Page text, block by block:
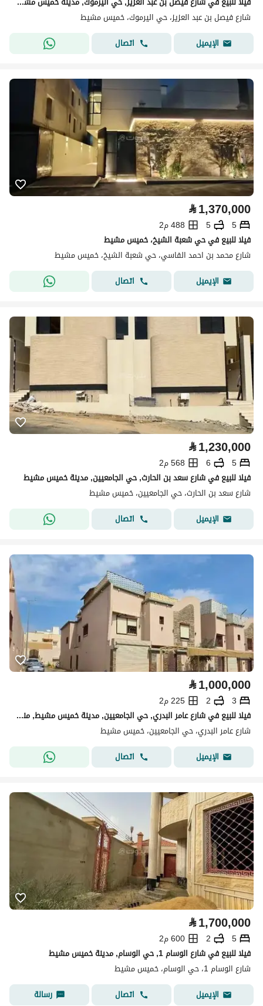
شارع فيصل بن عبد العزيز، حي اليرموك، خميس مشيط
الإيميل
اتصال
⃁1,370,000
5
5
488 م2
فيلا للبيع في حي شعبة الشيخ، خميس مشيط
شارع محمد بن احمد الفاسي، حي شعبة الشيخ، خميس مشيط
الإيميل
اتصال
⃁1,230,000
5
6
568 م2
فيلا للبيع في شارع سعد بن الحارث, حي الجامعيين, مدينة خميس مشيط
شارع سعد بن الحارث، حي الجامعيين، خميس مشيط
الإيميل
اتصال
⃁1,000,000
3
2
225 م2
فيلا للبيع في شارع عامر البدري, حي الجامعيين, مدينة خميس مشيط, منطقة عسير
شارع عامر البدري، حي الجامعيين، خميس مشيط
الإيميل
اتصال
⃁1,700,000
5
2
600 م2
فيلا للبيع في شارع الوسام 1, حي الوسام, مدينة خميس مشيط
شارع الوسام 1، حي الوسام، خميس مشيط
الإيميل
اتصال رسالة